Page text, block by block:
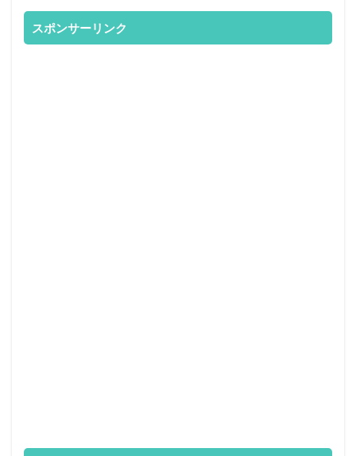
スポンサーリンク